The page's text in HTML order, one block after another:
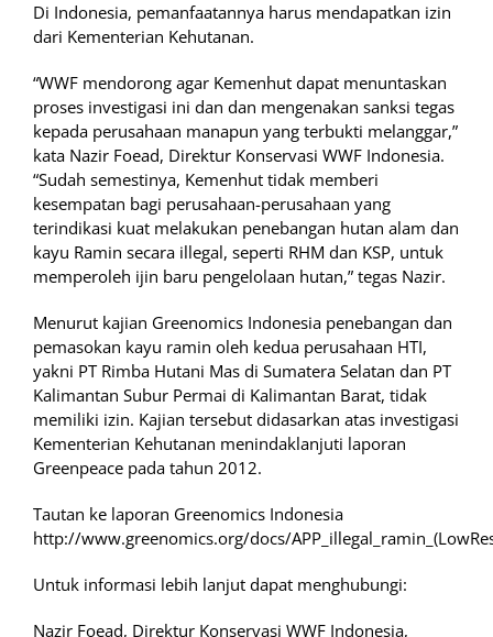
Di Indonesia, pemanfaatannya harus mendapatkan izin
dari Kementerian Kehutanan.
“WWF mendorong agar Kemenhut dapat menuntaskan
proses investigasi ini dan dan mengenakan sanksi tegas
kepada perusahaan manapun yang terbukti melanggar,”
kata Nazir Foead, Direktur Konservasi WWF Indonesia.
“Sudah semestinya, Kemenhut tidak memberi
kesempatan bagi perusahaan-perusahaan yang
terindikasi kuat melakukan penebangan hutan alam dan
kayu Ramin secara illegal, seperti RHM dan KSP, untuk
memperoleh ijin baru pengelolaan hutan,” tegas Nazir.
Menurut kajian Greenomics Indonesia penebangan dan
pemasokan kayu ramin oleh kedua perusahaan HTI,
yakni PT Rimba Hutani Mas di Sumatera Selatan dan PT
Kalimantan Subur Permai di Kalimantan Barat, tidak
memiliki izin. Kajian tersebut didasarkan atas investigasi
Kementerian Kehutanan menindaklanjuti laporan
Greenpeace pada tahun 2012.
Tautan ke laporan Greenomics Indonesia
http://www.greenomics.org/docs/
Untuk informasi lebih lanjut dapat menghubungi:
Nazir Foead, Direktur Konservasi WWF Indonesia,